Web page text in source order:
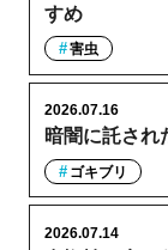
すめ
害虫
暗闇に託され
2026.07.16
ゴキブリ
2026.07.14